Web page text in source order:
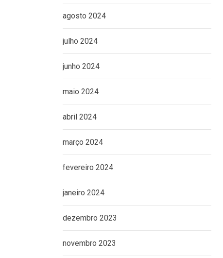
agosto 2024
julho 2024
junho 2024
maio 2024
abril 2024
março 2024
fevereiro 2024
janeiro 2024
dezembro 2023
novembro 2023